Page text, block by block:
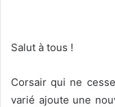
Salut à tous !
Corsair qui ne
varié ajoute une